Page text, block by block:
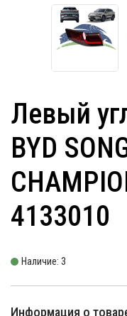
Левый
BYD
4133010
Наличие: 3
Информация о